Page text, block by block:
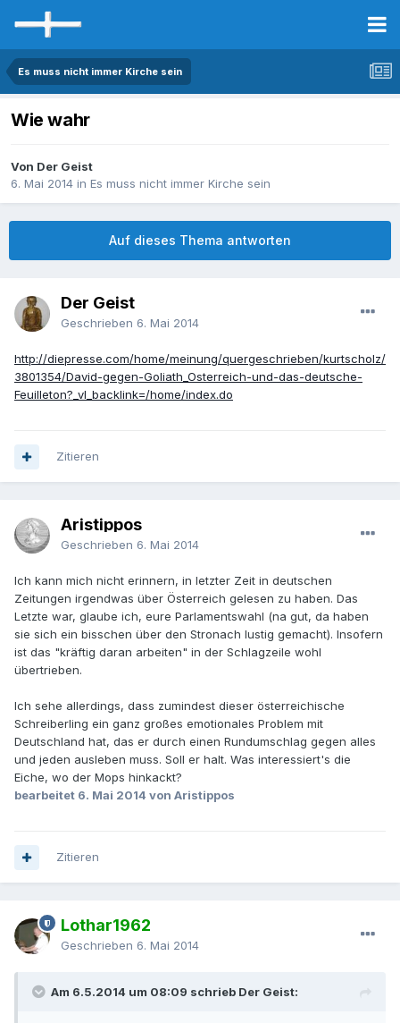
Es muss nicht immer Kirche sein
Wie wahr
Von Der Geist
6. Mai 2014 in Es muss nicht immer Kirche sein
Auf dieses Thema antworten
Der Geist
Geschrieben 6. Mai 2014
http://diepresse.com/home/meinung/quergeschrieben/kurtscholz/
3801354/David-gegen-Goliath_Osterreich-und-das-deutsche-
Feuilleton?_vl_backlink=/home/index.do
Zitieren
Aristippos
Geschrieben 6. Mai 2014
Ich kann mich nicht erinnern, in letzter Zeit in deutschen
Zeitungen irgendwas über Österreich gelesen zu haben. Das
Letzte war, glaube ich, eure Parlamentswahl (na gut, da haben
sie sich ein bisschen über den Stronach lustig gemacht). Insofern
ist das "kräftig daran arbeiten" in der Schlagzeile wohl
übertrieben.
Ich sehe allerdings, dass zumindest dieser österreichische
Schreiberling ein ganz großes emotionales Problem mit
Deutschland hat, das er durch einen Rundumschlag gegen alles
und jeden ausleben muss. Soll er halt. Was interessiert's die
Eiche, wo der Mops hinkackt?
bearbeitet 6. Mai 2014 von Aristippos
Zitieren
Lothar1962
Geschrieben 6. Mai 2014
Am 6.5.2014 um 08:09 schrieb Der Geist: